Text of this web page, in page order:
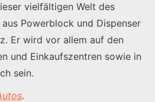
vielfältigen Welt des
Powerblock und Dispenser
Er wird vor allem auf den
und Einkaufszentren sowie in
sein.
.